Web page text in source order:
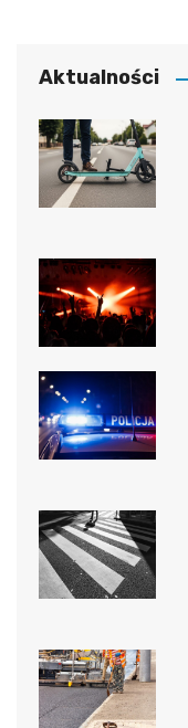
Aktualności